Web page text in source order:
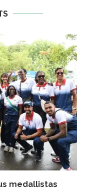
medallistas